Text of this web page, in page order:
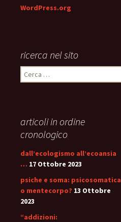
WordPress.org
ricerca nel sito
Ricerca
per:
articoli in ordine
cronologico
dall’ecologismo all’ecoansia
… 17 Ottobre 2023
psiche e soma: psicosomatica
o mentecorpo? 13 Ottobre
2023
“addizioni: